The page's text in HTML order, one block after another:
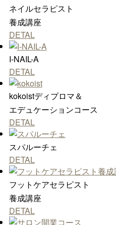
ネイルセラピスト
養成講座
DETAL
I-NAIL-A
DETAL
kokoistディプロマ＆
エデュケーションコース
DETAL
スパルーチェ
DETAL
フットケアセラピスト
養成講座
DETAL